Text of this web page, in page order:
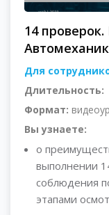
14
Для
Длительность:
Формат:
Вы узнаете:
о
выполнении
соблюдения
этапами